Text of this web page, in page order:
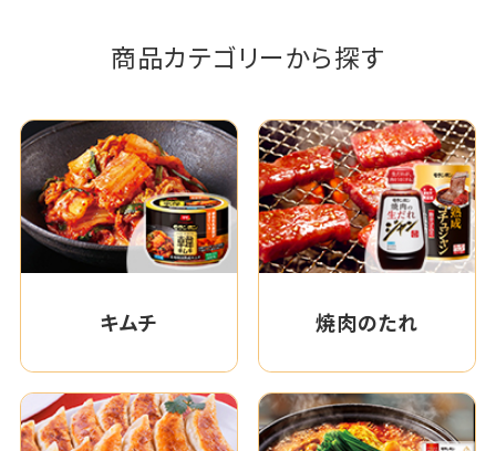
商品カテゴリーから探す
キムチ 焼肉のたれ